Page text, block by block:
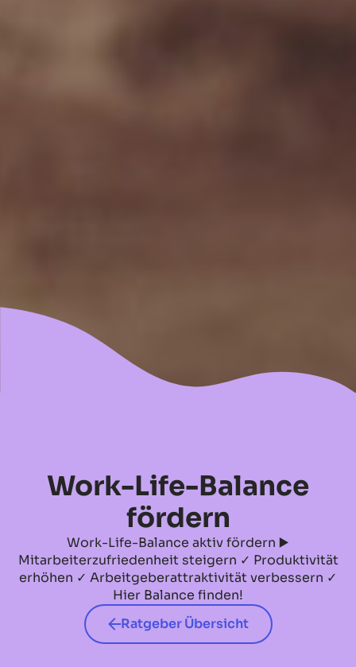
Work-Life-Balance
fördern
Work-Life-Balance aktiv fördern ▶️
Mitarbeiterzufriedenheit steigern ✓ Produktivität
erhöhen ✓ Arbeitgeberattraktivität verbessern ✓
Hier Balance finden!
Ratgeber Übersicht